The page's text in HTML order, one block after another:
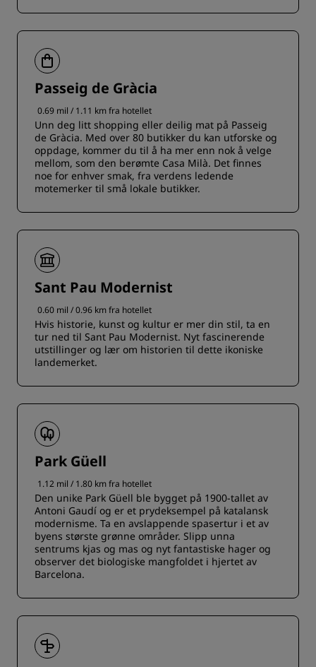
Passeig de Gràcia
0.69 mil / 1.11 km fra hotellet
Unn deg litt shopping eller deilig mat på Passeig
de Gràcia. Med over 80 butikker du kan utforske og
oppdage, kommer du til å ha mer enn nok å velge
mellom, som den berømte Casa Milà. Det finnes
noe for enhver smak, fra verdens ledende
motemerker til små lokale butikker.
Sant Pau Modernist
0.60 mil / 0.96 km fra hotellet
Hvis historie, kunst og kultur er mer din stil, ta en
tur ned til Sant Pau Modernist. Nyt fascinerende
utstillinger og lær om historien til dette ikoniske
landemerket.
Park Güell
1.12 mil / 1.80 km fra hotellet
Den unike Park Güell ble bygget på 1900-tallet av
Antoni Gaudí og er et prydeksempel på katalansk
modernisme. Ta en avslappende spasertur i et av
byens største grønne områder. Slipp unna
sentrums kjas og mas og nyt fantastiske hager og
observer det biologiske mangfoldet i hjertet av
Barcelona.